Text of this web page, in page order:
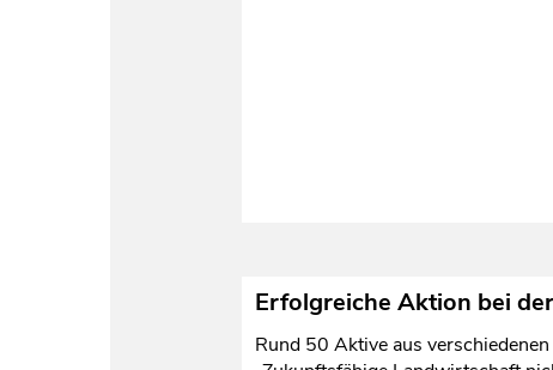
Erfolgreiche Aktion bei
Rund 50 Aktive aus